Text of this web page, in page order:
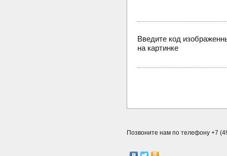
Введите код
на картинке
Позвоните нам по телефону +7